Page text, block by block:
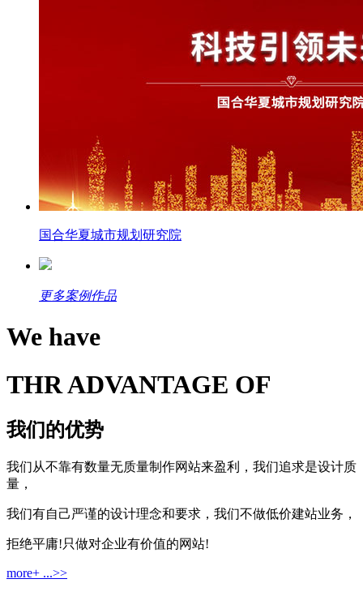
国合华夏城市规划研究院
更多案例作品
We have
THR ADVANTAGE OF
我们的优势
我们从不靠有数量无质量制作网站来盈利，我们追求是设计质
量，
我们有自己严谨的设计理念和要求，我们不做低价建站业务，
拒绝平庸!只做对企业有价值的网站!
more+ ...>>